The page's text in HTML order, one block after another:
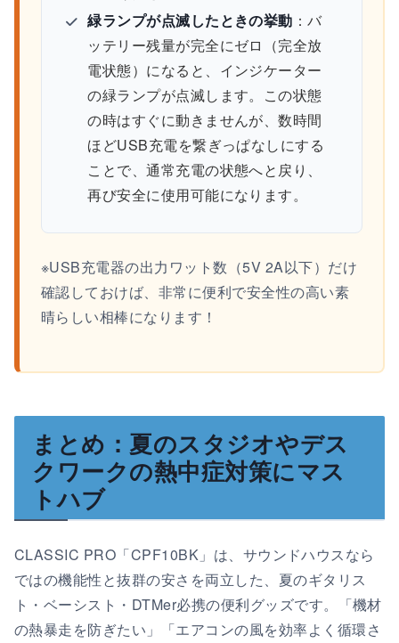
緑ランプが点滅したときの挙動 ：バ
ッテリー残量が完全にゼロ（完全放
電状態）になると、インジケーター
の緑ランプが点滅します。この状態
の時はすぐに動きませんが、数時間
ほどUSB充電を繋ぎっぱなしにする
ことで、通常充電の状態へと戻り、
再び安全に使用可能になります。
※USB充電器の出力ワット数（5V 2A以下）だけ
確認しておけば、非常に便利で安全性の高い素
晴らしい相棒になります！
まとめ：夏のスタジオやデス
クワークの熱中症対策にマス
トハブ
CLASSIC PRO「CPF10BK」は、サウンドハウスなら
ではの機能性と抜群の安さを両立した、夏のギタリス
ト・ベーシスト・DTMer必携の便利グッズです。「機材
の熱暴走を防ぎたい」「エアコンの風を効率よく循環さ